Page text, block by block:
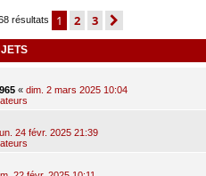
résultats 1 2 3
« dim. 2 mars 2025 10:04
lun. 24 févr. 2025 21:39